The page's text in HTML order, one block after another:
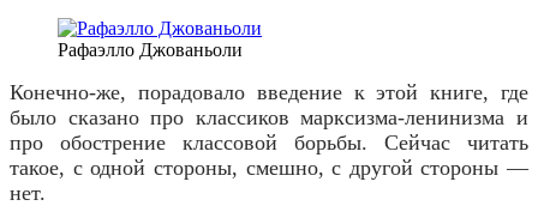
Рафаэлло Джованьоли
Конечно-же, порадовало введение к этой книге, где
было сказано про классиков марксизма-ленинизма и
про обострение классовой борьбы. Сейчас читать
такое, с одной стороны, смешно, с другой стороны —
нет.